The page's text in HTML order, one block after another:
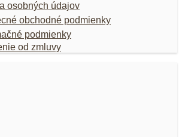
osobných údajov
obchodné podmienky
podmienky
od zmluvy